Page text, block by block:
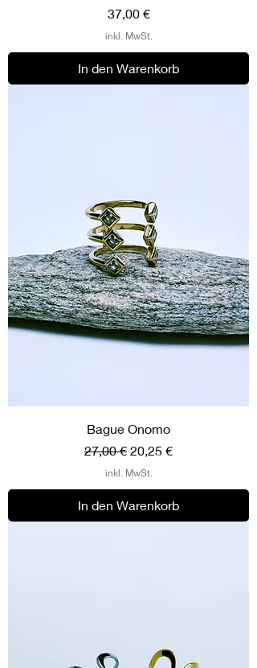
Preis
37,00 €
inkl. MwSt.
In den Warenkorb
Bague Onomo
Standardpreis
27,00 € Sale-Preis
20,25 €
inkl. MwSt.
In den Warenkorb